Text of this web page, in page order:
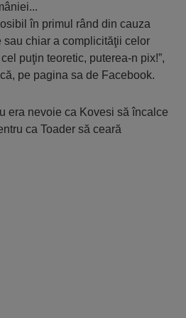
în primul rând din cauza
chiar a complicităţii celor
puţin teoretic, puterea-n pix!”,
pe pagina sa de Facebook.
era nevoie ca Kovesi să încalce
ca Toader să ceară